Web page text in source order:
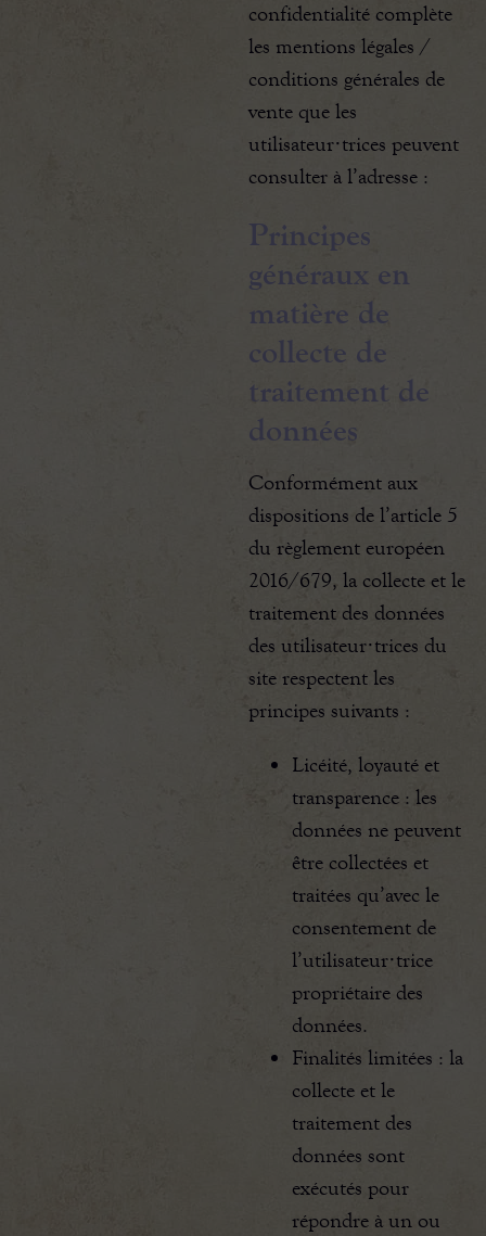
confidentialité complète
les mentions légales /
conditions générales de
vente que les
utilisateur·trices peuvent
consulter à l’adresse :
Principes
généraux en
matière de
collecte de
traitement de
données
Conformément aux
dispositions de l’article 5
du règlement européen
2016/679, la collecte et le
traitement des données
des utilisateur·trices du
site respectent les
principes suivants :
Licéité, loyauté et
transparence : les
données ne peuvent
être collectées et
traitées qu’avec le
consentement de
l’utilisateur·trice
propriétaire des
données.
Finalités limitées : la
collecte et le
traitement des
données sont
exécutés pour
répondre à un ou